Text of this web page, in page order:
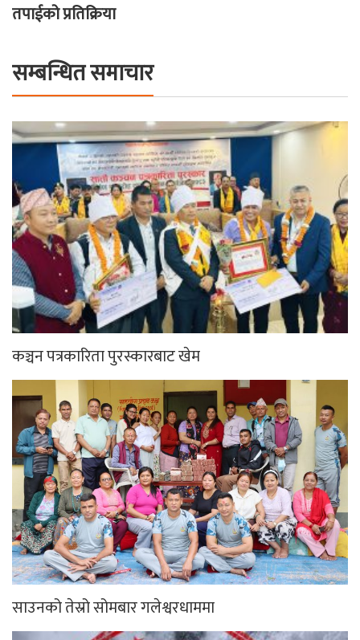
तपाईको प्रतिक्रिया
सम्बन्धित समाचार
कञ्चन पत्रकारिता पुरस्कारबाट खेम
साउनको तेस्रो सोमबार गलेश्वरधाममा